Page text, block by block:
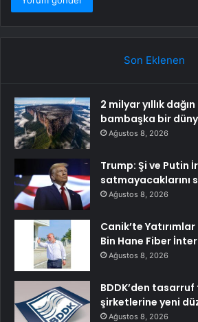
Son Eklenen
2 milyar yıllık
bambaşka bir
Ağustos 8, 2026
Trump: Şi ve Putin
satmayacaklarını
Ağustos 8, 2026
Canik’te
Bin Hane Fiber
Ağustos 8, 2026
BDDK’den
şirketlerine yeni
Ağustos 8, 2026